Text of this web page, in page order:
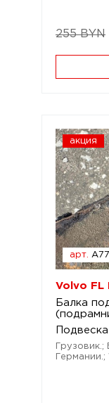
255 BYN
акция
арт.
Volvo FL
Балка
Подвеска